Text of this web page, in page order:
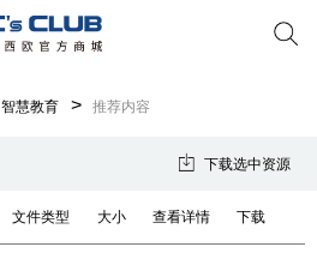
智慧教育 推荐内容
下载选中资源
文件类型 大小 查看详情 下载